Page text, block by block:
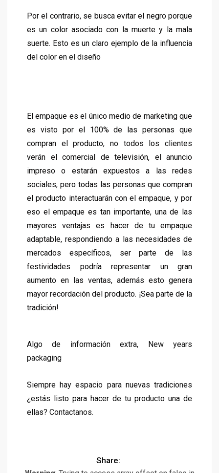
Por el contrario, se busca evitar el negro porque
es un color asociado con la muerte y la mala
suerte. Esto es un claro ejemplo de la influencia
del color en el diseño
El empaque es el único medio de marketing que
es visto por el 100% de las personas que
compran el producto, no todos los clientes
verán el comercial de televisión, el anuncio
impreso o estarán expuestos a las redes
sociales, pero todas las personas que compran
el producto interactuarán con el empaque, y por
eso el empaque es tan importante, una de las
mayores ventajas es hacer de tu empaque
adaptable, respondiendo a las necesidades de
mercados específicos, ser parte de las
festividades podría representar un gran
aumento en las ventas, además esto genera
mayor recordación del producto. ¡Sea parte de la
tradición!
Algo de información extra, New years
packaging
Siempre hay espacio para nuevas tradiciones
¿estás listo para hacer de tu producto una de
ellas? Contactanos.
Share: